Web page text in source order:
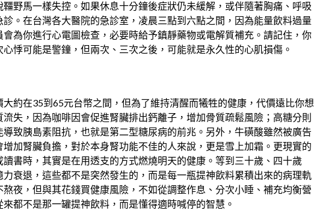
野馬一樣失控。如果休息十分鐘後症狀仍未緩解，或伴隨著胸痛、呼吸
。在台灣各大醫院的急診室，凌晨三點到六點之間，因為能量飲料過量
為你進行心電圖檢查，必要時給予鎮靜藥物或電解質補充。請記住，你
悸可能是警鐘，但兩次、三次之後，可能就是永久性的心肌損傷。
約在35到65元台幣之間，但為了維持清醒而犧牲的健康，代價遠比你想
失，因為咖啡因會促進腎臟排出鈣離子，增加骨質疏鬆風險；高糖分則
致胰島素阻抗，也就是第二型糖尿病的前兆。另外，牛磺酸雖然被廣告
加腎臟負擔，對於本身腎功能不佳的人來說，更是雪上加霜。更現實的
書時，其實是在用透支的方式燃燒明天的健康。等到三十歲、四十歲
衰退，這些都不是突然發生的，而是每一瓶提神飲料累積出來的病理軌
夜，但與其花錢買健康風險，不如從調整作息、分次小睡、補充均衡營
都不是那一罐提神飲料，而是懂得適時喊停的智慧。